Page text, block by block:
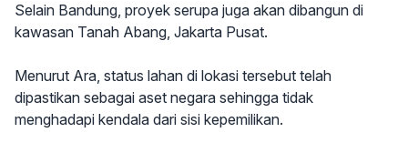
Selain Bandung, proyek serupa juga akan dibangun di
kawasan Tanah Abang, Jakarta Pusat.
Menurut Ara, status lahan di lokasi tersebut telah
dipastikan sebagai aset negara sehingga tidak
menghadapi kendala dari sisi kepemilikan.